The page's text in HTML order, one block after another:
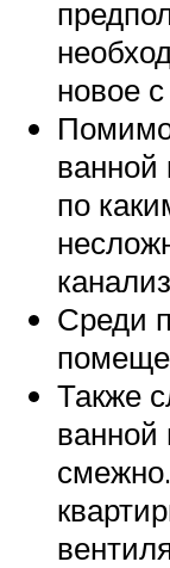
новое
по
Среди
Также
ванной